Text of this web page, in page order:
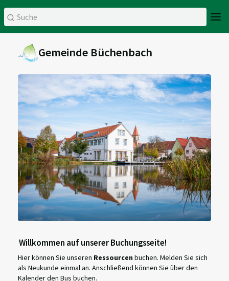
Gemeinde Büchenbach
Willkommen auf unserer Buchungsseite!
Hier können Sie unseren Ressourcenbuchen. Melden Sie sich
als Neukunde einmal an. Anschließend können Sie über den
Kalender den Bus buchen.